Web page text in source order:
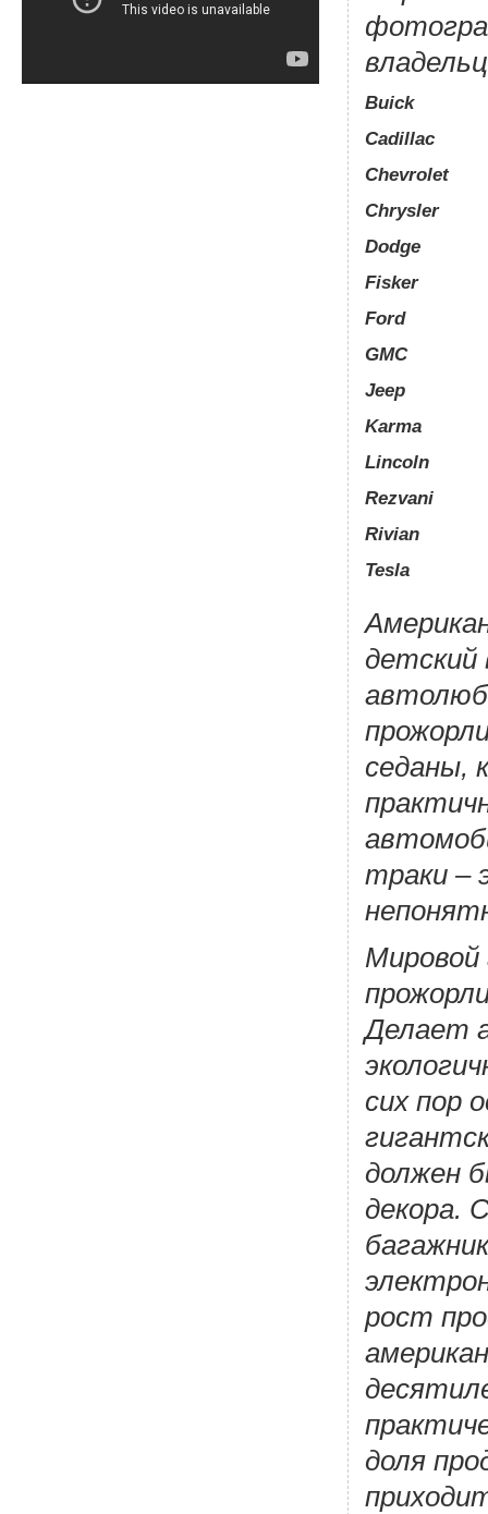
Buick
Cadillac
Chevrolet
Chrysler
Dodge
Fisker
Ford
GMC
Jeep
Karma
Lincoln
Rezvani
Rivian
Tesla
детский
седаны,
траки –
Делает
сих пор
должен
декора.
рост
доля